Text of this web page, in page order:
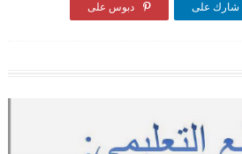
شارك على دبوس على